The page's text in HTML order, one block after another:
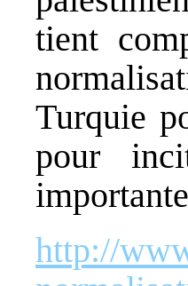
tient
Turquie
pour
http://